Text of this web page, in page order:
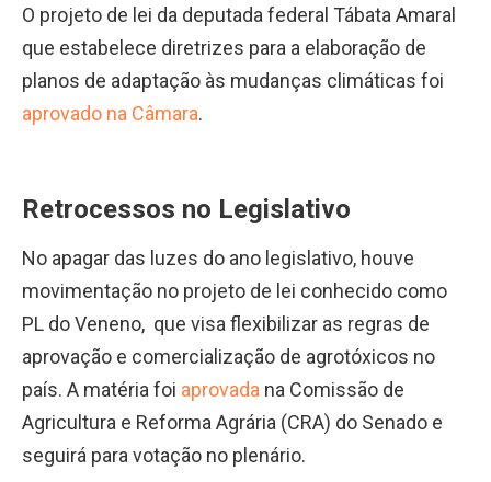
O projeto de lei da deputada federal Tábata Amaral
que estabelece diretrizes para a elaboração de
planos de adaptação às mudanças climáticas foi
aprovado na Câmara.
Retrocessos no Legislativo
No apagar das luzes do ano legislativo, houve
movimentação no projeto de lei conhecido como
PL do Veneno, que visa flexibilizar as regras de
aprovação e comercialização de agrotóxicos no
país. A matéria foi aprovada na Comissão de
Agricultura e Reforma Agrária (CRA) do Senado e
seguirá para votação no plenário.